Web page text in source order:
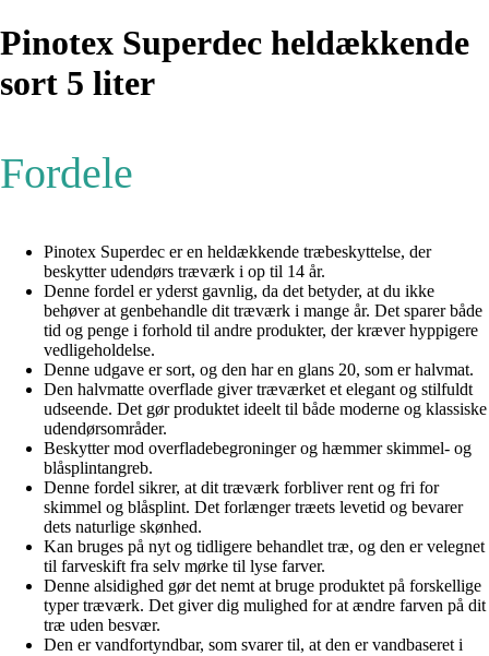
Pinotex Superdec heldækkende
sort 5 liter
Fordele
Pinotex Superdec er en heldækkende træbeskyttelse, der
beskytter udendørs træværk i op til 14 år.
Denne fordel er yderst gavnlig, da det betyder, at du ikke
behøver at genbehandle dit træværk i mange år. Det sparer både
tid og penge i forhold til andre produkter, der kræver hyppigere
vedligeholdelse.
Denne udgave er sort, og den har en glans 20, som er halvmat.
Den halvmatte overflade giver træværket et elegant og stilfuldt
udseende. Det gør produktet ideelt til både moderne og klassiske
udendørsområder.
Beskytter mod overfladebegroninger og hæmmer skimmel- og
blåsplintangreb.
Denne fordel sikrer, at dit træværk forbliver rent og fri for
skimmel og blåsplint. Det forlænger træets levetid og bevarer
dets naturlige skønhed.
Kan bruges på nyt og tidligere behandlet træ, og den er velegnet
til farveskift fra selv mørke til lyse farver.
Denne alsidighed gør det nemt at bruge produktet på forskellige
typer træværk. Det giver dig mulighed for at ændre farven på dit
træ uden besvær.
Den er vandfortyndbar, som svarer til, at den er vandbaseret i